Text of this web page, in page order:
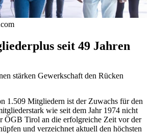
seit 49 Jahren
stärken Gewerkschaft den Rücken
1.509 Mitgliedern ist der Zuwachs für den
wie seit dem Jahr 1974 nicht
ÖGB Tirol an die erfolgreiche Zeit vor der
und verzeichnet aktuell den höchsten